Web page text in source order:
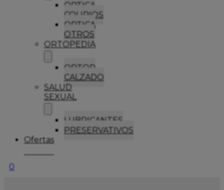
OPTICA
COLIRIOS
OPTICA
OTROS
ORTOPEDIA
ORTOP
CALZADO
SALUD
SEXUAL
LUBRICANTES
PRESERVATIVOS
Ofertas
0